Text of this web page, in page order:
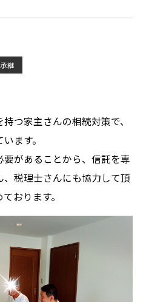
継
つ家主さんの相続対策で、
ます。
があることから、信託を専
税理士さんにも協力して頂
おります。